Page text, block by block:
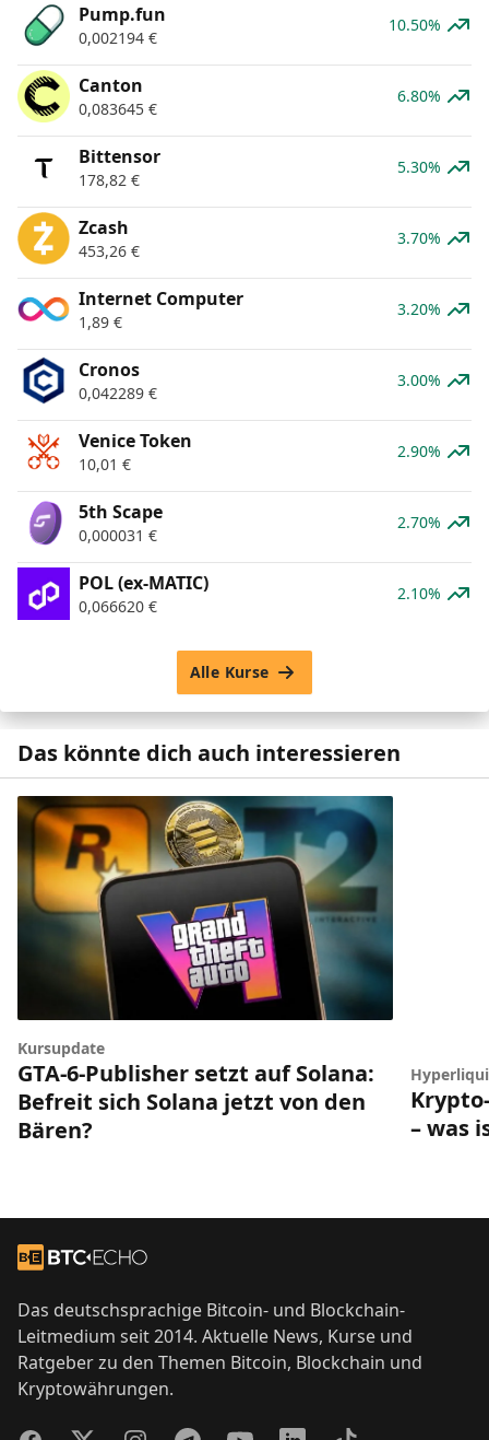
Pump.fun
0,002194 €
10.50%
Canton
0,083645 €
6.80%
Bittensor
178,82 €
5.30%
Zcash
453,26 €
3.70%
Internet Computer
1,89 €
3.20%
Cronos
0,042289 €
3.00%
Venice Token
10,01 €
2.90%
5th Scape
0,000031 €
2.70%
POL (ex-MATIC)
0,066620 €
2.10%
Alle Kurse
Das könnte dich auch interessieren
Kursupdate
GTA-6-Publisher setzt auf Solana:
Befreit sich Solana jetzt von den
Bären?
– was
Zur Startseite
Das deutschsprachige Bitcoin- und Blockchain-
Leitmedium seit 2014. Aktuelle News, Kurse und
Ratgeber zu den Themen Bitcoin, Blockchain und
Kryptowährungen.